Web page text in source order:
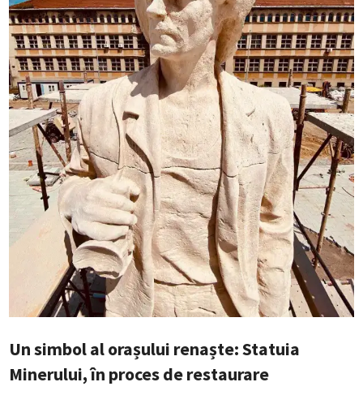
Un simbol al orașului renaște: Statuia
Minerului, în proces de restaurare